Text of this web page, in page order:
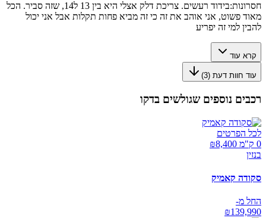
חסרונות:
בידוד רעשים. צריכת דלק אצלי היא בין 13 ל14, שזה סביר. הכל
מאוד פשוט, אני אוהב את זה כי זה מביא פחות תקלות אבל אני יכול
להבין למי זה יפריע
קרא עוד
עוד חוות דעת (3
)
רכבים נוספים שגולשים בדקו
לכל הפרטים
0 ק"מ ₪
8,400
בנזין
סקודה קאמיק
החל מ-
₪139,990